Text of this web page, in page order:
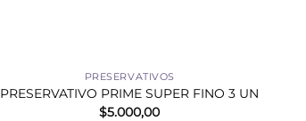
PRESERVATIVOS
PRESERVATIVO PRIME SUPER FINO 3 UN
$5.000,00